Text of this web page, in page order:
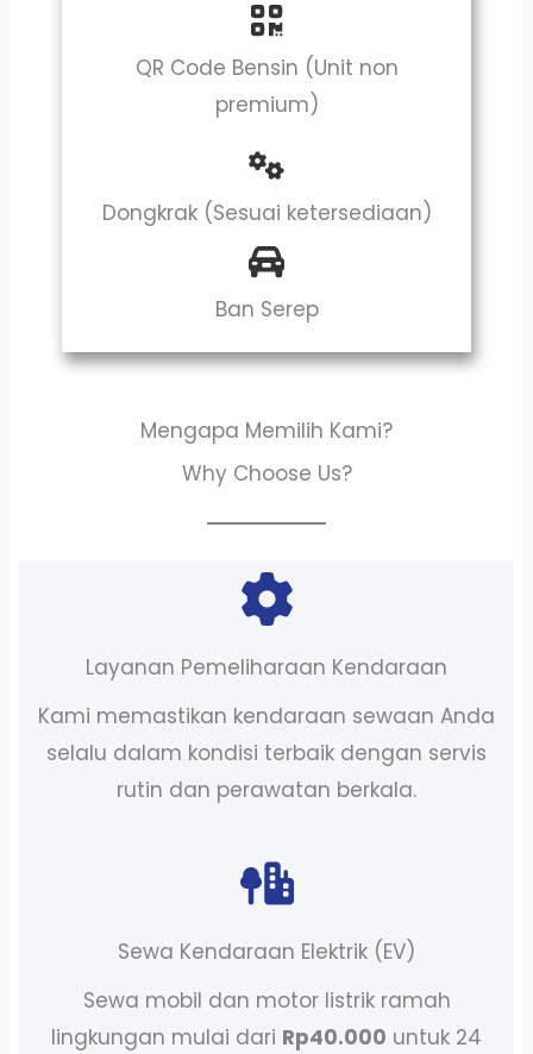
QR Code Bensin (Unit non
premium)
Dongkrak (Sesuai ketersediaan)
Ban Serep
Mengapa Memilih Kami?
Why Choose Us?
Layanan Pemeliharaan Kendaraan
Kami memastikan kendaraan sewaan Anda
selalu dalam kondisi terbaik dengan servis
rutin dan perawatan berkala.
Sewa Kendaraan Elektrik (EV)
Sewa mobil dan motor listrik ramah
lingkungan mulai dari Rp40.000 untuk 24